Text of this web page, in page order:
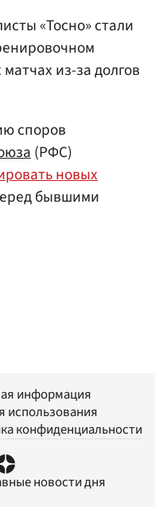
«Тосно» стали
из-за долгов
споров
(РФС)
новых
бывшими
информация
использования
конфиденциальности
новости дня